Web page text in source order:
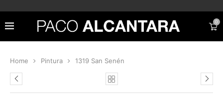
0
Home Pintura 1319 San Senén